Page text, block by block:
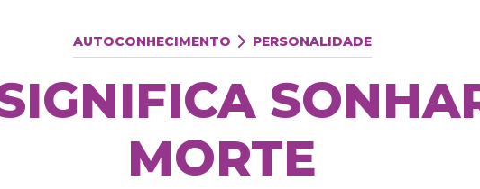
AUTOCONHECIMENTO PERSONALIDADE
MORTE